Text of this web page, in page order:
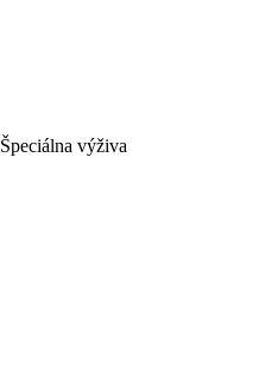
Špeciálna výživa